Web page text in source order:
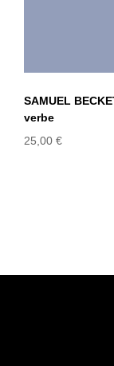
SAMUEL
verbe
25,00 €